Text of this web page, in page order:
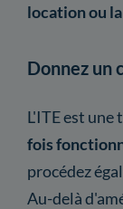
location ou
Donnez un
L'ITE est
fois
procédez
Au-delà